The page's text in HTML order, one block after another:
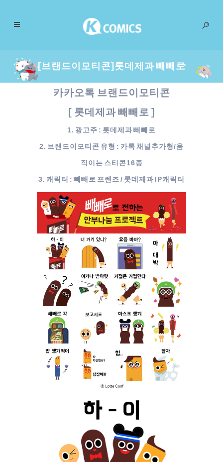
[브랜드이모티콘]롯데제과 빼빼로
카카오톡 브랜드이모티콘
[ 롯데제과 빼빼로 ]
1. 광고주 : 롯데제과 빼빼로
2. 브랜드이모티콘 유형 : 카톡 채널추가형/움
직이는 스티콘16종
3. 캐릭터 : 빼빼로 프렌즈 / 롯데제과 IP캐릭터